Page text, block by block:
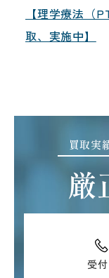
【理学療法（
取、実施中】
買取実
厳
受付